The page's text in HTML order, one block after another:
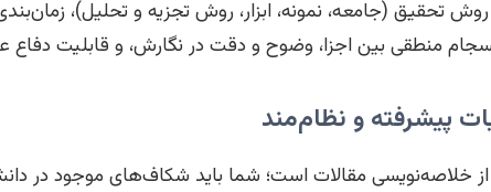
تحقیق (جامعه، نمونه، ابزار، روش تجزیه و تحلیل)،
منطقی بین اجزا، وضوح و دقت در نگارش، و قابلیت دفاع
خلاصه‌نویسی مقالات است؛ شما باید شکاف‌های موجود در